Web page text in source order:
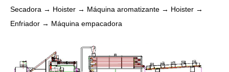
Secadora → Hoister → Máquina aromatizante → Hoister →
Enfriador → Máquina empacadora